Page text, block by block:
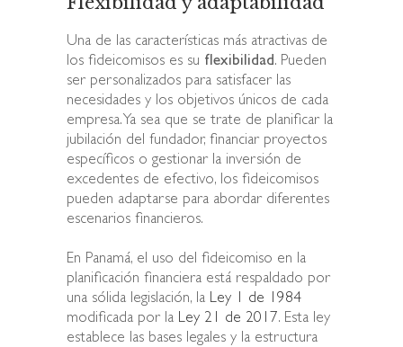
Una de las características más atractivas de
los fideicomisos es su flexibilidad. Pueden
ser personalizados para satisfacer las
necesidades y los objetivos únicos de cada
empresa. Ya sea que se trate de planificar la
jubilación del fundador, financiar proyectos
específicos o gestionar la inversión de
excedentes de efectivo, los fideicomisos
pueden adaptarse para abordar diferentes
escenarios financieros.
En Panamá, el uso del fideicomiso en la
planificación financiera está respaldado por
una sólida legislación, la Ley 1 de 1984
modificada por la Ley 21 de 2017. Esta ley
establece las bases legales y la estructura